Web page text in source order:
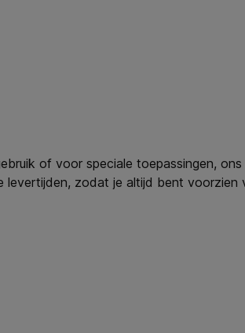
of voor speciale toepassingen,
zodat je altijd bent